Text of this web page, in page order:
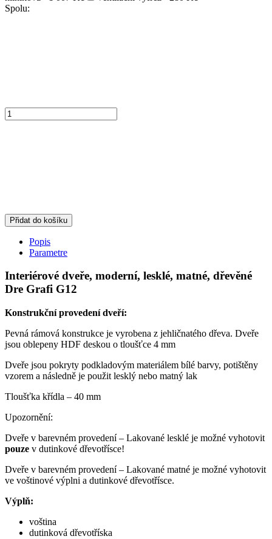
Spolu:
Přidat do košíku
Popis
Parametre
Interiérové dveře, moderní, lesklé, matné, dřevěné
Dre Grafi G12
Konstrukční provedení dveří:
Pevná rámová konstrukce je vyrobena z jehličnatého dřeva. Dveře
jsou oblepeny HDF deskou o tloušťce 4 mm
Dveře jsou pokryty podkladovým materiálem bílé barvy, potištěny
vzorem a následně je použit lesklý nebo matný lak
Tloušťka křídla – 40 mm
Upozornění:
Dveře v barevném provedení – Lakované lesklé je možné vyhotovit
pouze v dutinkové dřevotřísce!
Dveře v barevném provedení – Lakované matné je možné vyhotovit
ve voštinové výplni a dutinkové dřevotřísce.
Výplň:
voština
dutinková dřevotříska